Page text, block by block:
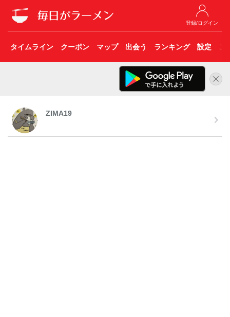
登録/ログイン
タイムライン クーポン マップ 出会う ランキング 設定 こ
ZIMA19